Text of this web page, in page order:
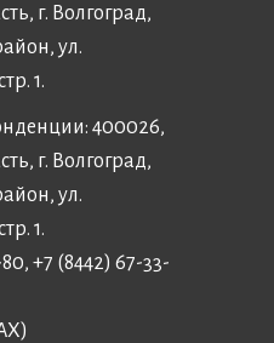
г. Волгоград,
ул.
1.
400026,
г. Волгоград,
ул.
1.
+7 (8442) 67-33-